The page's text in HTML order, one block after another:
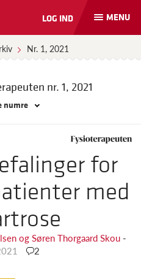
Åbn
og
MENU
LOG IND
Nr. 1, 2021
nr. 1, 2021
numre
for
med
og Søren Thorgaard Skou -
2